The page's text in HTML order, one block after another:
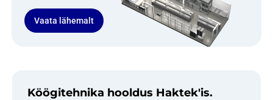
Vaata lähemalt
Köögitehnika hooldus Haktek'is.